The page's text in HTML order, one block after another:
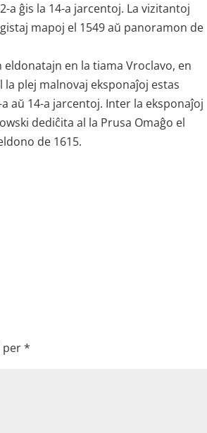
a ĝis la 14-a jarcentoj. La vizitantoj
mapoj el 1549 aŭ panoramon de
en la tiama Vroclavo, en
plej malnovaj eksponaĵoj estas
aŭ 14-a jarcentoj. Inter la eksponaĵoj
dediĉita al la Prusa Omaĝo el
de 1615.
per*